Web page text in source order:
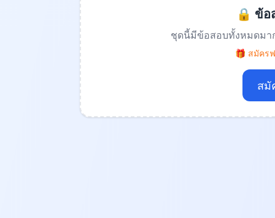
🔒 ข้อ
ชุดนี้มีข้อสอบทั้งหมดมา
🎁 สมัคร
สมั